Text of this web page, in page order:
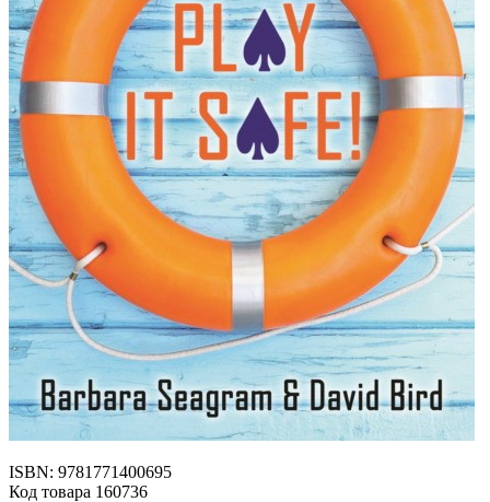
ISBN: 9781771400695
Код товара 160736